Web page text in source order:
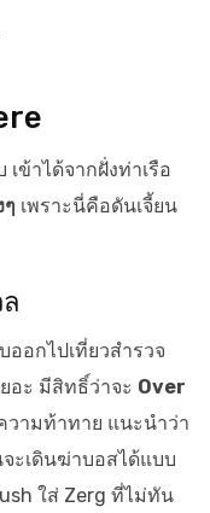
ข้าได้จากฝั่งท่าเรือ
เพราะนี่คือดันเจี้ยน
ออกไปเที่ยวสำรวจ
อะ มีสิทธิ์ว่าจะ Over
ามท้าทาย แนะนำว่า
ะเดินฆ่าบอสได้แบบ
ใส่ Zerg ที่ไม่ทัน